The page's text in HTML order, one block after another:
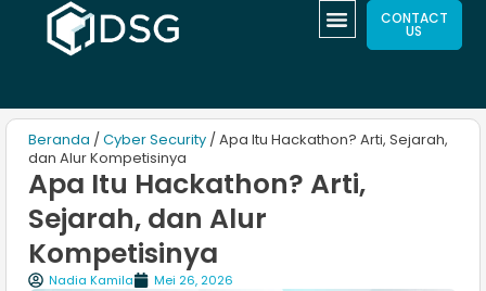
CONTACT
US
Beranda / Cyber Security / Apa Itu Hackathon? Arti, Sejarah,
dan Alur Kompetisinya
Apa Itu Hackathon? Arti,
Sejarah, dan Alur
Kompetisinya
Nadia Kamila Mei 26, 2026